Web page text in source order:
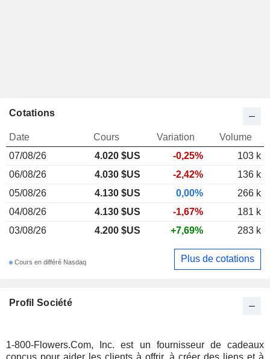
Profil Société
1-800-Flowers.Com, Inc. est un fournisseur de cadeaux
conçus pour aider les clients à offrir, à créer des liens et à
Cotations
Date Cours Variation
Volume
07/08/26
4.020 $US -0,25%
103 k
06/08/26
4.030 $US -2,42%
136 k
05/08/26
4.130 $US 0,00%
266 k
04/08/26
4.130 $US -1,67%
181 k
03/08/26
4.200 $US +7,69% 283 k
Cours en différé Nasdaq Plus de cotations